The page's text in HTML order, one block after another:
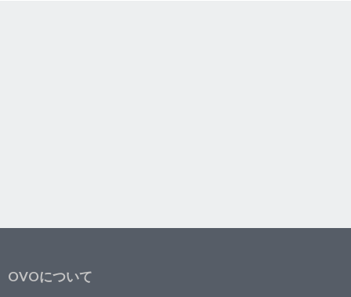
OVOについて